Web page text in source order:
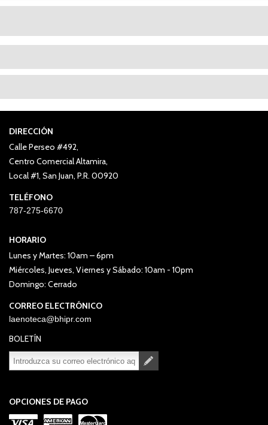
DIRECCIÓN
Calle Perseo #492,
Centro Comercial Altamira,
Local #1, San Juan, P.R. 00920
TELÉFONO
787-275-6670
HORARIO
Lunes y Martes: 10am – 6pm
Miércoles, Jueves, Viernes y Sábado: 10am - 10pm
Domingo: Cerrado
CORREO ELECTRÓNICO
laenoteca@bhipr.com
BOLETÍN
OPCIONES DE PAGO